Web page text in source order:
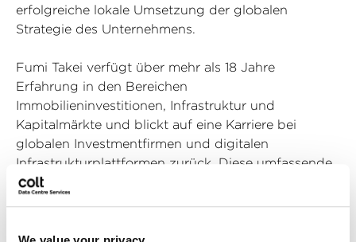
erfolgreiche lokale Umsetzung der globalen
Strategie des Unternehmens.
Fumi Takei verfügt über mehr als 18 Jahre
Erfahrung in den Bereichen
Immobilieninvestitionen, Infrastruktur und
Kapitalmärkte und blickt auf eine Karriere bei
globalen Investmentfirmen und digitalen
Infrastrukturplattformen zurück. Diese umfassende
Branchenexpertise und seine Erfahrung in